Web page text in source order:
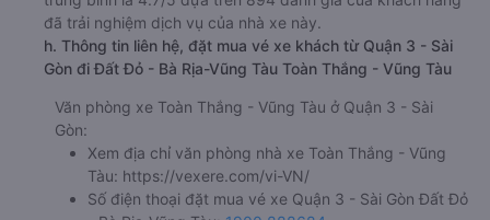
đã trải nghiệm dịch vụ của nhà xe này.
h. Thông tin liên hệ, đặt mua vé xe khách từ Quận 3 - Sài
Gòn đi Đất Đỏ - Bà Rịa-Vũng Tàu Toàn Thắng - Vũng Tàu
Văn phòng xe Toàn Thắng - Vũng Tàu ở Quận 3 - Sài
Gòn:
Xem địa chỉ văn phòng nhà xe Toàn Thắng - Vũng
Tàu: https://vexere.com/vi-VN/
Số điện thoại đặt mua vé xe Quận 3 - Sài Gòn Đất Đỏ